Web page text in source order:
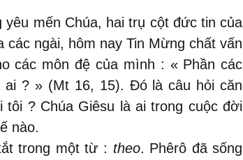
yêu mến Chúa, hai trụ cột đức tin của
các ngài, hôm nay Tin Mừng chất vấn
các môn đệ của mình : « Phần các
? » (Mt 16, 15). Đó là câu hỏi căn
? Chúa Giêsu là ai trong cuộc đời
nào.
trong một từ : theo. Phêrô đã sống